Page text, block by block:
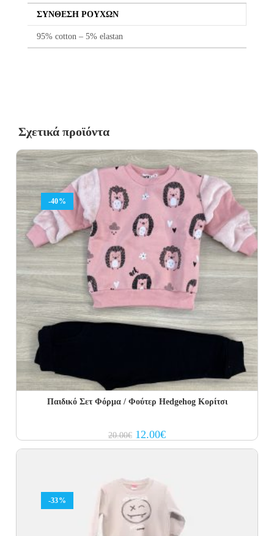
ΣΎΝΘΕΣΗ ΡΟΎΧΩΝ
95% cotton – 5% elastan
Σχετικά προϊόντα
-40%
Παιδικό Σετ Φόρμα / Φούτερ Hedgehog Κορίτσι
20.00€ Original
price
was:
12.00€Current
price
is:
-33%